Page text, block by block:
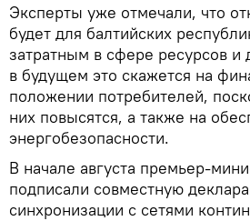
Эксперты уже отмечали, что
будет для балтийских
затратным в сфере ресурсов и
в будущем это скажется на
положении потребителей,
них повысятся, а также на
энергобезопасности.
В начале августа премьер-
подписали совместную
синхронизации с сетями